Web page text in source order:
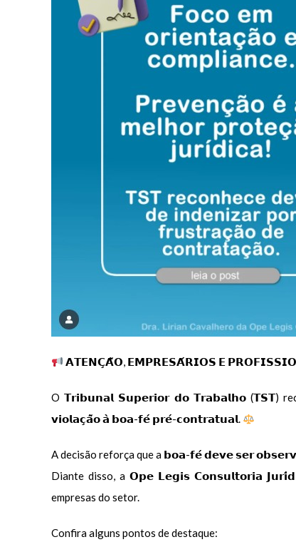
𝗔𝗧𝗘𝗡𝗖̧𝗔̃𝗢, 𝗘𝗠𝗣𝗥𝗘𝗦𝗔́𝗥𝗜𝗢𝗦 𝗘
O 𝗧𝗿𝗶𝗯𝘂𝗻𝗮𝗹 𝗦𝘂𝗽𝗲𝗿𝗶𝗼𝗿 𝗱𝗼 𝗧𝗿𝗮𝗯𝗮𝗹𝗵𝗼 (𝗧𝗦𝗧)
𝘃𝗶𝗼𝗹𝗮𝗰̧𝗮̃𝗼 𝗮̀ 𝗯𝗼𝗮-𝗳𝗲́ 𝗽𝗿𝗲́-𝗰𝗼𝗻𝘁𝗿𝗮𝘁𝘂𝗮𝗹.
A decisão reforça que a 𝗯𝗼𝗮-𝗳𝗲́ 𝗱𝗲𝘃𝗲 𝘀𝗲𝗿
Diante disso, a 𝗢𝗽𝗲 𝗟𝗲𝗴𝗶𝘀 𝗖𝗼𝗻𝘀𝘂𝗹𝘁𝗼𝗿𝗶𝗮
empresas do setor.
Confira alguns pontos de destaque: